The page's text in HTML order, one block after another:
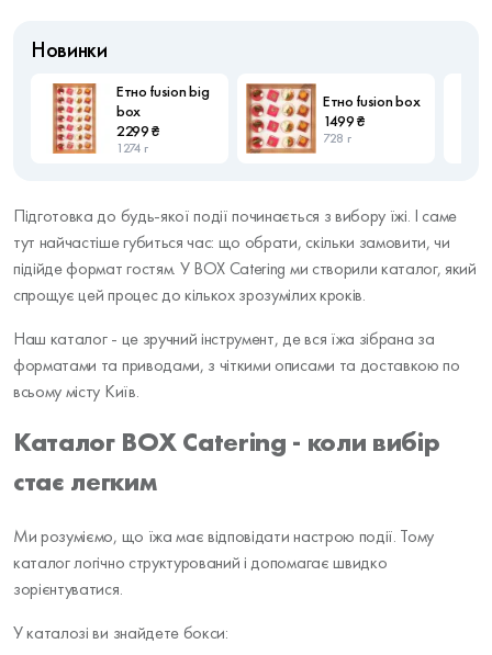
Новинки
Етно fusion big
box
2299 ₴
1274 г
Етно fusion box
1499 ₴
728 г
Підготовка до будь-якої події починається з вибору їжі. І саме
тут найчастіше губиться час: що обрати, скільки замовити, чи
підійде формат гостям. У BOX Catering ми створили каталог, який
спрощує цей процес до кількох зрозумілих кроків.
Наш каталог - це зручний інструмент, де вся їжа зібрана за
форматами та приводами, з чіткими описами та доставкою по
всьому місту Київ.
Каталог BOX Catering - коли вибір
стає легким
Ми розуміємо, що їжа має відповідати настрою події. Тому
каталог логічно структурований і допомагає швидко
зорієнтуватися.
У каталозі ви знайдете бокси: